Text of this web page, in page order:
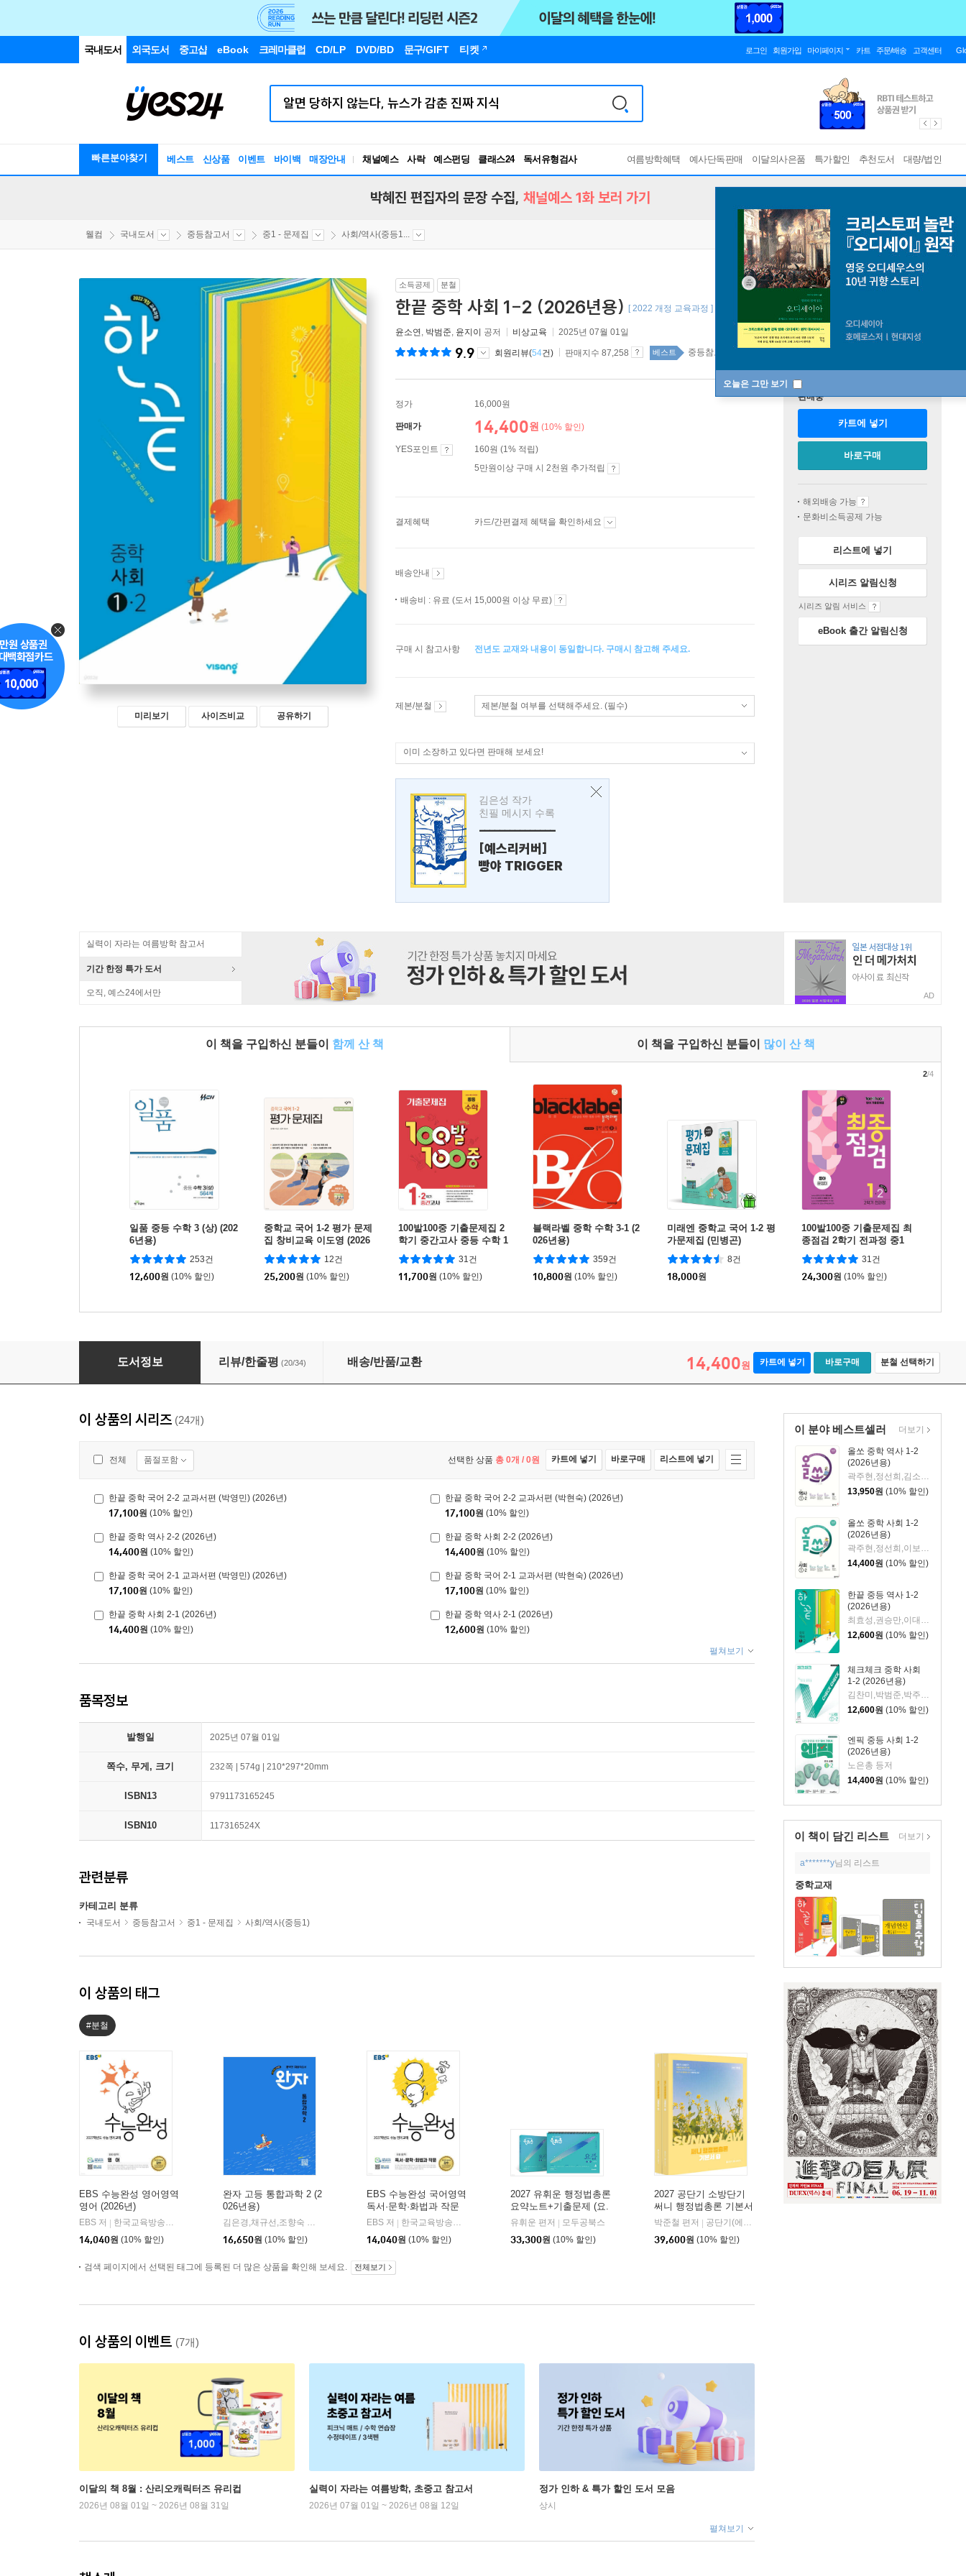
국내도서 외국도서 중고샵 eBook 크레마클럽 CD/LP DVD/BD 문구/GIFT 티켓 로그인 회원가입 마이페이지 카트 주문/배송 고객센터
빠른분야찾기 베스트 신상품 이벤트 바이백 매장안내 채널예스 사락 예스펀딩 클래스24
독서유형검사
RBTI Lab
여름방학혜택 예사단독판매 이달의사은품 특가할인 추천도서 대량/법인
오늘은 그만 보기
박혜진 편집자의 문장 수집, 채널예스 1화 보러 가기
웰컴 국내도서 중등참고서 중1 - 문제집 사회/역사(중등1...
미리보기 사이즈비교 공유하기
소득공제 분철
한끝 중학 사회 1-2 (2026년용) [ 2022 개정 교육과정 ]
윤소연 , 박범준, 윤지이 공저 비상교육 2025년 07월 01일
9.9 회원리뷰(54건) 판매지수 87,258 베스트 중등참고서 40위
정가 16,000원
판매가 14,400원 (10% 할인)
YES포인트
160원 (1% 적립)
5만원이상 구매 시 2천원 추가적립
결제혜택 카드/간편결제 혜택을 확인하세요
배송안내
배송비 : 유료 (도서 15,000원 이상 무료)
구매 시 참고사항 전년도 교재와 내용이 동일합니다. 구매시 참고해 주세요.
제본/분철 제본/분철 여부를 선택해주세요. (필수)
이미 소장하고 있다면 판매해 보세요!
김은성 작가
친필 메시지 수록
---------------
[예스리커버]
빵야 TRIGGER
판매중
카트에 넣기
바로구매
해외배송 가능
문화비소득공제 가능
리스트에 넣기
시리즈 알림신청
시리즈 알림 서비스
eBook 출간 알림신청
실력이 자라는 여름방학 참고서
기간 한정 특가 도서
오직, 예스24에서만 AD
이 책을 구입하신 분들이 함께 산 책 이 책을 구입하신 분들이 많이 산 책
일품 중등 수학 3 (상) (202
6년용)
253건
12,600원 (10% 할인)
중학교 국어 1-2 평가 문제
집 창비교육 이도영 (2026
년용)
12건
25,200원 (10% 할인)
100발100중 기출문제집 2
학기 중간고사 중등 수학 1
(2026년용)
31건
11,700원 (10% 할인)
블랙라벨 중학 수학 3-1 (2
026년용)
359건
10,800원 (10% 할인)
미래엔 중학교 국어 1-2 평
가문제집 (민병곤)
8건
18,000원
100발100중 기출문제집 최
종점검 2학기 전과정 중1
영어 동아 윤정미 (2026년
용)
31건
24,300원 (10% 할인)
2/4
한끝 중학 사회 1-2 (2026년용)
도서정보 리뷰/한줄평 (20/34) 배송/반품/교환 14,400원 카트에 넣기 바로구매 분철 선택하기
이 분야 베스트셀러
올쏘 중학 역사 1-2
(2026년용)
곽주현,정선희,김소망,이나경,이진영,정희연 공저
13,950원 (10% 할인)
올쏘 중학 사회 1-2
(2026년용)
곽주현,정선희,이보람,김한솔,이아름벼리,조수진 공저
14,400원 (10% 할인)
한끝 중등 역사 1-2
(2026년용)
최효성,권승만,이대희 공저
12,600원 (10% 할인)
체크체크 중학 사회
1-2 (2026년용)
김찬미,박범준,박주영,송경환,이보람,조수진 공저
12,600원 (10% 할인)
엔픽 중등 사회 1-2
(2026년용)
노은총 등저
14,400원 (10% 할인)
더보기
이 책이 담긴 리스트 더보기
a*******y님의 리스트
중학교재
이 상품의 시리즈 (24개)
전체 품절포함 선택한 상품 총 0개 / 0원 카트에 넣기 바로구매 리스트에 넣기
한끝 중학 국어 2-2 교과서편 (박영민) (2026년)
17,100원 (10% 할인)
한끝 중학 국어 2-2 교과서편 (박현숙) (2026년)
17,100원 (10% 할인)
한끝 중학 역사 2-2 (2026년)
14,400원 (10% 할인)
한끝 중학 사회 2-2 (2026년)
14,400원 (10% 할인)
한끝 중학 국어 2-1 교과서편 (박영민) (2026년)
17,100원 (10% 할인)
한끝 중학 국어 2-1 교과서편 (박현숙) (2026년)
17,100원 (10% 할인)
한끝 중학 사회 2-1 (2026년)
14,400원 (10% 할인)
한끝 중학 역사 2-1 (2026년)
12,600원 (10% 할인)
펼쳐보기
품목정보
발행일 2025년 07월 01일
쪽수, 무게, 크기 232쪽 | 574g | 210*297*20mm
ISBN13 9791173165245
ISBN10 117316524X
관련분류
카테고리 분류
국내도서 중등참고서 중1 - 문제집 사회/역사(중등1)
이 상품의 태그
#분철
EBS 수능완성 영어영역
영어 (2026년)
EBS 저
한국교육방송공사
14,040원 (10% 할인)
완자 고등 통합과학 2 (2
026년용)
김은경,채규선,조향숙 등저
16,650원 (10% 할인)
EBS 수능완성 국어영역
독서·문학·화법과 작문
(2026년)
EBS 저
한국교육방송공사
14,040원 (10% 할인)
2027 유휘운 행정법총론
요약노트+기출문제 (요.
플.)
유휘운 편저
모두공북스
33,300원 (10% 할인)
2027 공단기 소방단기
써니 행정법총론 기본서
박준철 편저
공단기(에스티유니타스)
39,600원 (10% 할인)
검색 페이지에서 선택된 태그에 등록된 더 많은 상품을 확인해 보세요. 전체보기
이 상품의 이벤트 (7개)
이달의 책 8월 : 산리오캐릭터즈 유리컵
2026년 08월 01일 ~ 2026년 08월 31일
실력이 자라는 여름방학, 초중고 참고서
2026년 07월 01일 ~ 2026년 08월 12일
정가 인하 & 특가 할인 도서 모음
상시
펼쳐보기